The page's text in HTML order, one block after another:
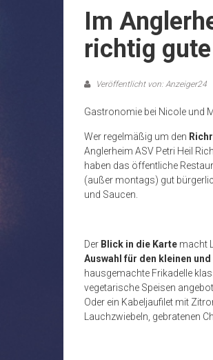
Im
richtig
Veröffentlicht von: Anzeiger24
Gastronomie bei Nicole und
Wer regelmäßig um den
Anglerheim ASV Petri Heil
haben das öffentliche
(außer montags) gut
und Saucen.
Der Blick in die Karte macht
Auswahl für den kleinen
hausgemachte Frikadelle
vegetarische Speisen
Oder ein Kabeljaufilet mit
Lauchzwiebeln, gebratenen